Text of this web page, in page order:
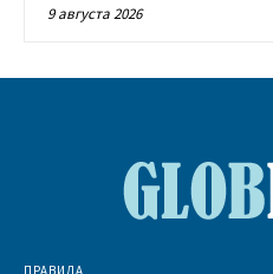
9 августа 2026
ПРАВИЛА